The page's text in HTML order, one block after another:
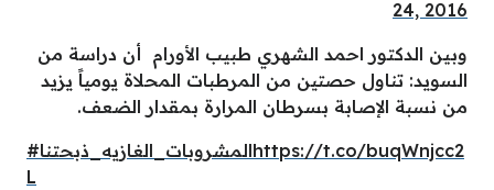
24, 2016
وبين الدكتور احمد الشهري طبيب الأورام أن دراسة من
السويد: تناول حصتين من المرطبات المحلاة يومياً يزيد
من نسبة الإصابة بسرطان المرارة بمقدار الضعف.
#المشروبات_الغازيه_ذبحتناhttps://t.co/buqWnjcc2
L